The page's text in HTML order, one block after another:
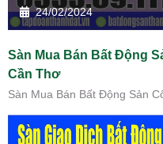
24/02/2024
Sàn Mua Bán Bất Động
Cần Thơ
Sàn Mua Bán Bất Động Sản